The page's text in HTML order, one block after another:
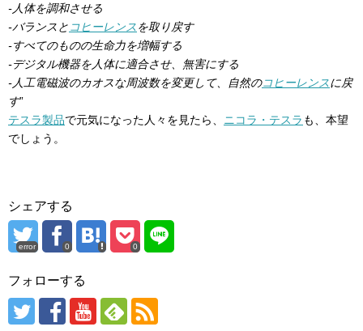
-人体を調和させる
-バランスとコヒーレンスを取り戻す
-すべてのものの生命力を増幅する
-デジタル機器を人体に適合させ、無害にする
-人工電磁波のカオスな周波数を変更して、自然のコヒーレンスに戻
す”
テスラ製品で元気になった人々を見たら、 ニコラ・テスラ も、本望
でしょう。
シェアする
error 0 0
フォローする